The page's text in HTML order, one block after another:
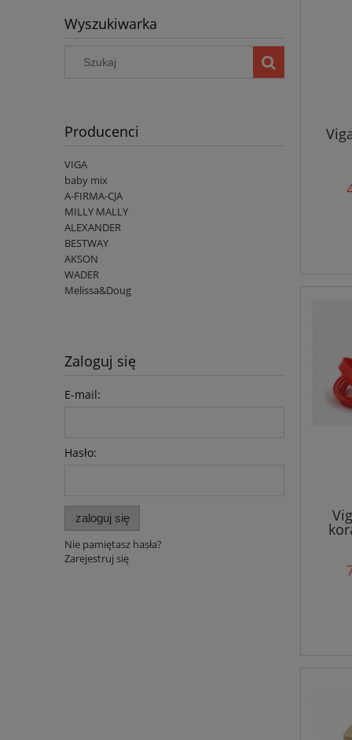
Wyszukiwarka
Producenci
VIGA
baby mix
A-FIRMA-CJA
MILLY MALLY
ALEXANDER
BESTWAY
AKSON
WADER
Melissa&Doug
Zaloguj się
E-mail:
Hasło:
zaloguj się
Nie pamiętasz hasła?
Zarejestruj się